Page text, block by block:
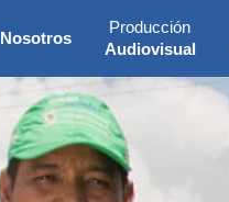
Nosotros
Producción
Audiovisual